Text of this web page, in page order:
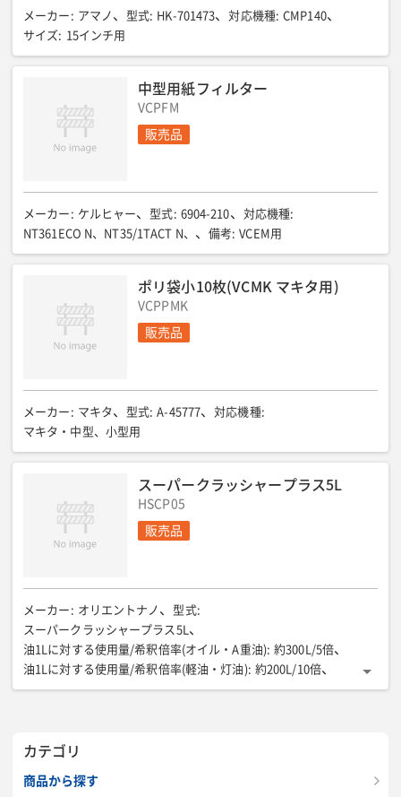
メーカー : アマノ 型式: HK-701473 対応機種: CMP140
サイズ: 15インチ用
中型用紙フィルター
VCPFM
販売品
メーカー : ケルヒャー 型式: 6904-210 対応機種:
NT361ECO N、NT35/1TACT N、
備考: VCEM用
ポリ袋小10枚(VCMK マキタ用)
VCPPMK
販売品
メーカー : マキタ 型式: A-45777 対応機種:
マキタ・中型、小型用
スーパークラッシャープラス5L
HSCP05
販売品
メーカー : オリエントナノ 型式:
スーパークラッシャープラス5L
油1Lに対する使用量/希釈倍率(オイル・A重油): 約300L/5倍
油1Lに対する使用量/希釈倍率(軽油・灯油): 約200L/10倍
油1Lに対する使用量/希釈倍率(エンジンオイル): 約300L/30倍
300倍
カテゴリ
商品から探す